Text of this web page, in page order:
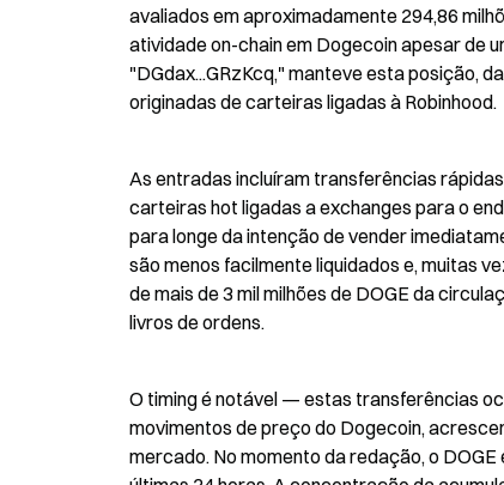
avaliados em aproximadamente 294,86
atividade on-chain em Dogecoin apesar de
"DGdax...GRzKcq," manteve esta posição,
originadas de carteiras ligadas à Robinhood.
As entradas incluíram transferências
carteiras hot ligadas a exchanges para o
para longe da intenção de vender
são menos facilmente liquidados e, muitas
de mais de 3 mil milhões de DOGE da
livros de ordens.
O timing é notável — estas transferências
movimentos de preço do Dogecoin,
mercado. No momento da redação, o